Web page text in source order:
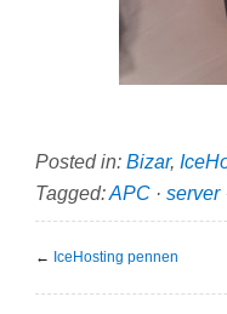
Posted in: Bizar,
Tagged:APC · server
← IceHosting pennen